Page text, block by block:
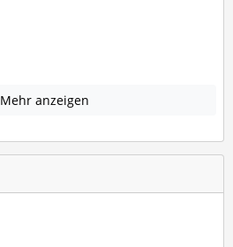
Mehr anzeigen